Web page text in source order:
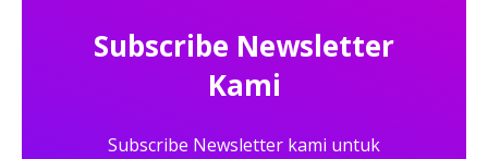
Subscribe Newsletter
Kami
Subscribe Newsletter kami untuk